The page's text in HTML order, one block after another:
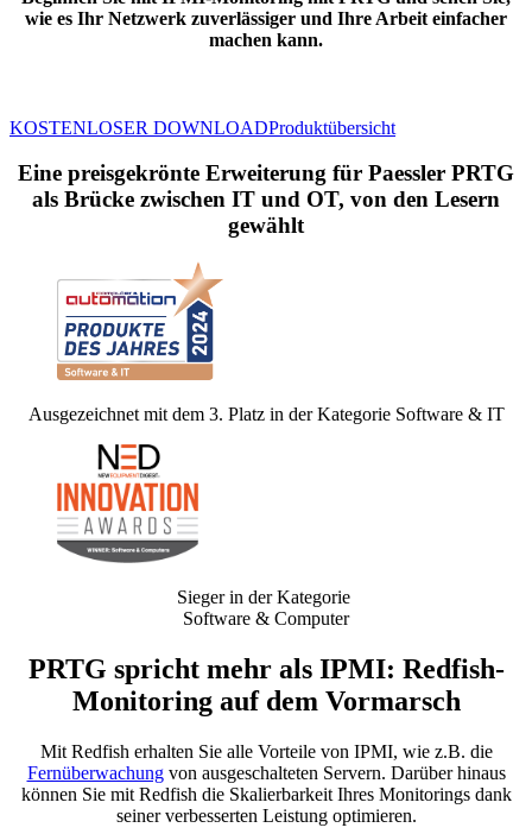
wie es Ihr Netzwerk zuverlässiger und Ihre Arbeit einfacher
machen kann.
KOSTENLOSER DOWNLOADProduktübersicht
Eine preisgekrönte Erweiterung für Paessler PRTG
als Brücke zwischen IT und OT, von den Lesern
gewählt
Ausgezeichnet mit dem 3. Platz in der Kategorie Software & IT
Sieger in der Kategorie
Software & Computer
PRTG spricht mehr als IPMI: Redfish-
Monitoring auf dem Vormarsch
Mit Redfish erhalten Sie alle Vorteile von IPMI, wie z.B. die
Fernüberwachungvon ausgeschalteten Servern. Darüber hinaus
können Sie mit Redfish die Skalierbarkeit Ihres Monitorings dank
seiner verbesserten Leistung optimieren.